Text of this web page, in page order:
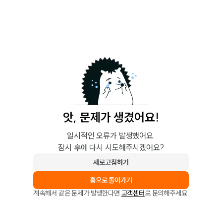
앗, 문제가 생겼어요!
일시적인 오류가 발생했어요.
잠시 후에 다시 시도해주시겠어요?
새로고침하기
홈으로 돌아가기
계속해서 같은 문제가 발생한다면 고객센터로 문의해주세요.